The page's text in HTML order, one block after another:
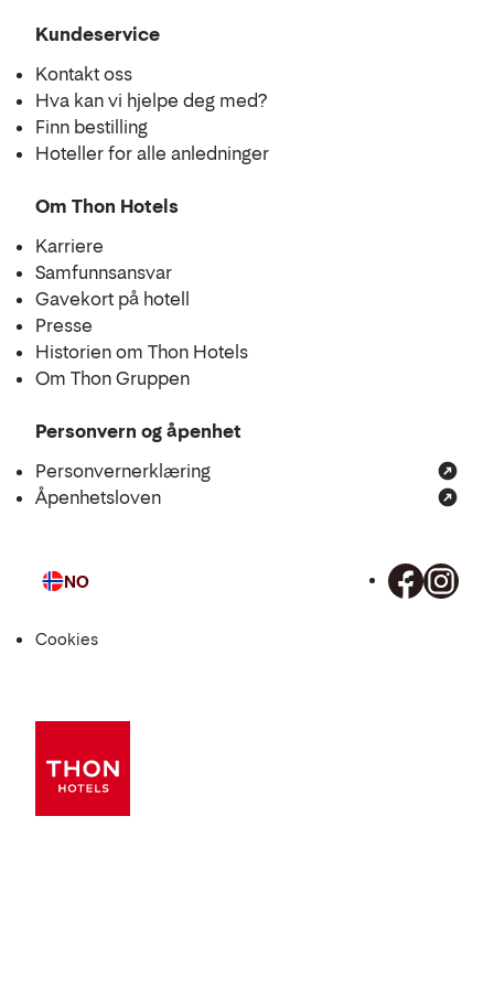
Kundeservice
Kontakt oss
Hva kan vi hjelpe deg med?
Finn bestilling
Hoteller for alle anledninger
Om Thon Hotels
Karriere
Samfunnsansvar
Gavekort på hotell
Presse
Historien om Thon Hotels
Om Thon Gruppen
Personvern og åpenhet
Personvernerklæring
Åpenhetsloven
Språk
NO
Cookies